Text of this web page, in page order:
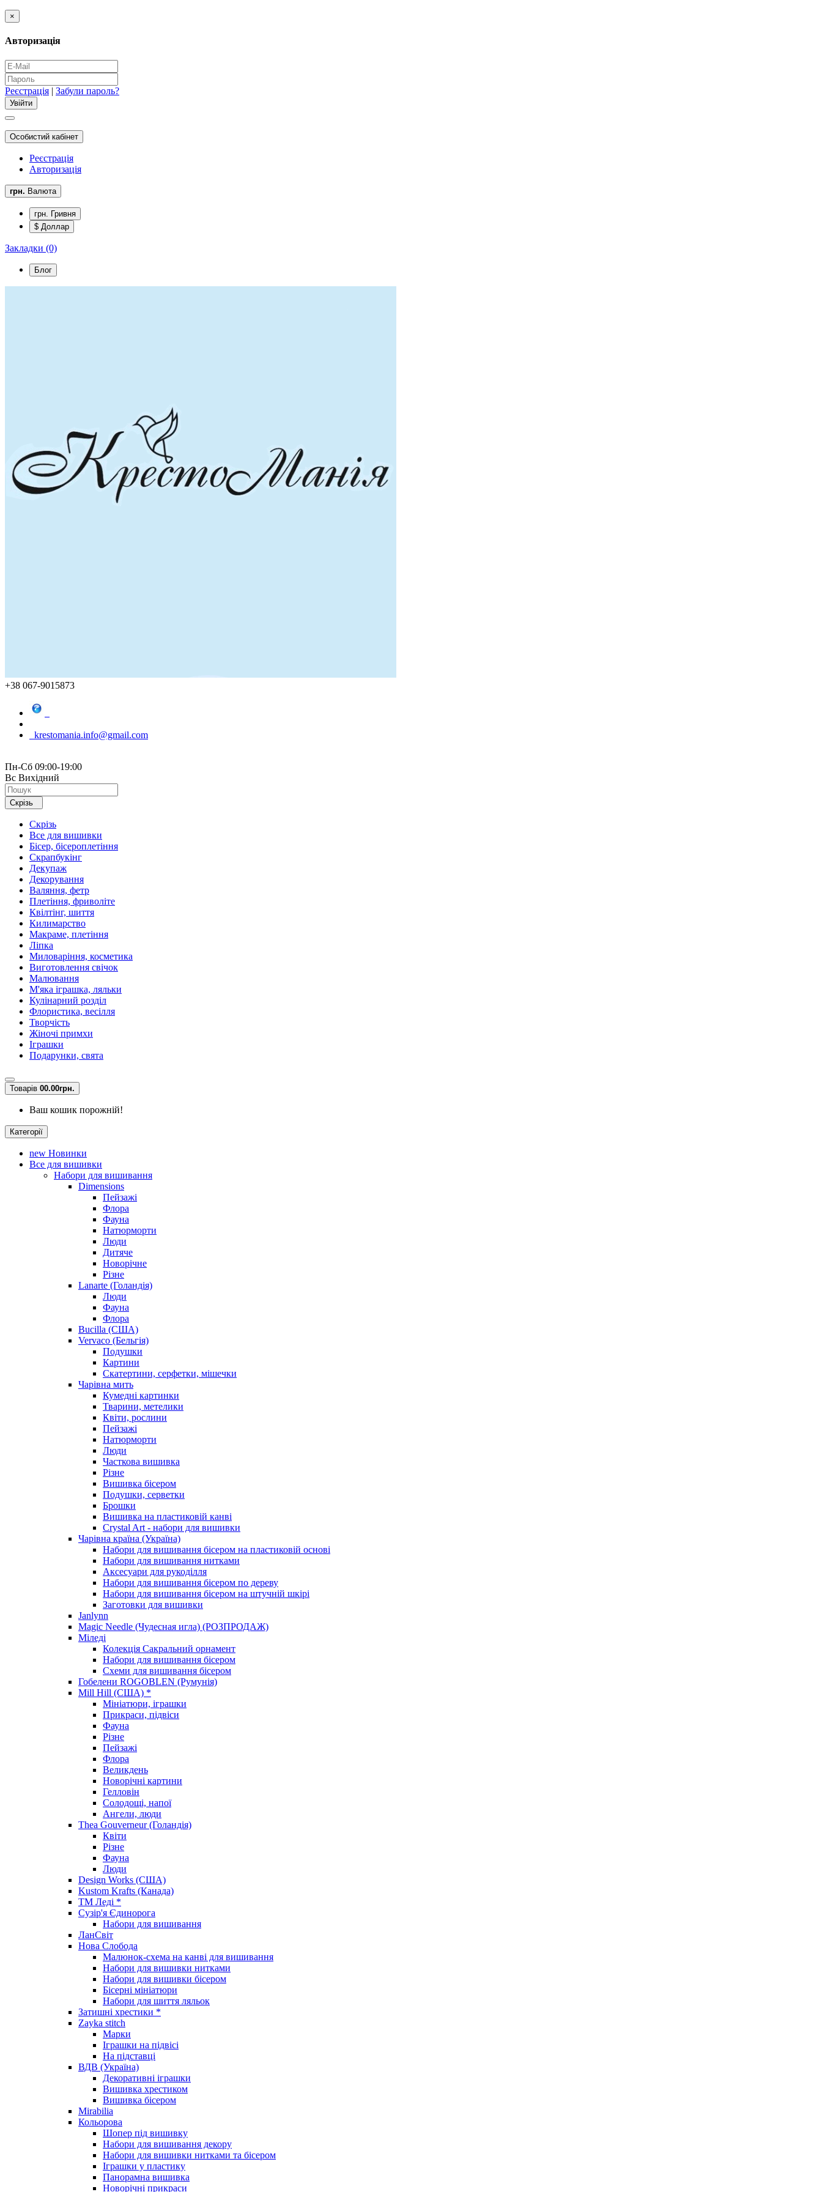
×
Авторизація
Реєстрація | Забули пароль?
Особистий кабінет
Реєстрація
Авторизація
грн. Валюта
грн. Гривня
$ Доллар
Закладки (0)
Блог
+38 067-9015873
krestomania.info@gmail.com
Пн-Сб 09:00-19:00
Вс Вихідний
Скрізь
Скрізь
Все для вишивки
Бісер, бісероплетіння
Скрапбукінг
Декупаж
Декорування
Валяння, фетр
Плетіння, фриволіте
Квілтінг, шиття
Килимарство
Макраме, плетіння
Ліпка
Миловаріння, косметика
Виготовлення свічок
Малювання
М'яка іграшка, ляльки
Кулінарний розділ
Флористика, весілля
Творчість
Жіночі примхи
Іграшки
Подарунки, свята
Товарів 00.00грн.
Ваш кошик порожній!
Категорії
new Новинки
Все для вишивки
Набори для вишивання
Dimensions
Пейзажі
Флора
Фауна
Натюрморти
Люди
Дитяче
Новорічне
Різне
Lanarte (Голандія)
Люди
Фауна
Флора
Bucilla (США)
Vervaco (Бельгія)
Подушки
Картини
Скатертини, серфетки, мішечки
Чарiвна мить
Кумедні картинки
Тварини, метелики
Квіти, рослини
Пейзажі
Натюрморти
Люди
Часткова вишивка
Різне
Вишивка бісером
Подушки, серветки
Брошки
Вишивка на пластиковій канві
Crystal Art - набори для вишивки
Чарівна країна (Україна)
Набори для вишивання бісером на пластиковій основі
Набори для вишивання нитками
Аксесуари для рукоділля
Набори для вишивання бісером по дереву
Набори для вишивання бісером на штучній шкірі
Заготовки для вишивки
Janlynn
Magic Needle (Чудесная игла) (РОЗПРОДАЖ)
Міледі
Колекція Сакральний орнамент
Набори для вишивання бісером
Схеми для вишивання бісером
Гобелени ROGOBLEN (Румунія)
Mill Hill (США) *
Мініатюри, іграшки
Прикраси, підвіси
Фауна
Різне
Пейзажі
Флора
Великдень
Новорічні картини
Гелловін
Солодощі, напої
Ангели, люди
Thea Gouverneur (Голандія)
Квіти
Різне
Фауна
Люди
Design Works (США)
Kustom Krafts (Канада)
ТМ Леді *
Сузір'я Єдинорога
Набори для вишивання
ЛанСвіт
Нова Слобода
Малюнок-схема на канві для вишивання
Набори для вишивки нитками
Набори для вишивки бісером
Бісерні мініатюри
Набори для шиття ляльок
Затишні хрестики *
Zayka stitch
Марки
Іграшки на підвісі
На підставці
ВДВ (Україна)
Декоративні іграшки
Вишивка хрестиком
Вишивка бісером
Mirabilia
Кольорова
Шопер під вишивку
Набори для вишивання декору
Набори для вишивки нитками та бісером
Іграшки у пластику
Панорамна вишивка
Новорічні прикраси